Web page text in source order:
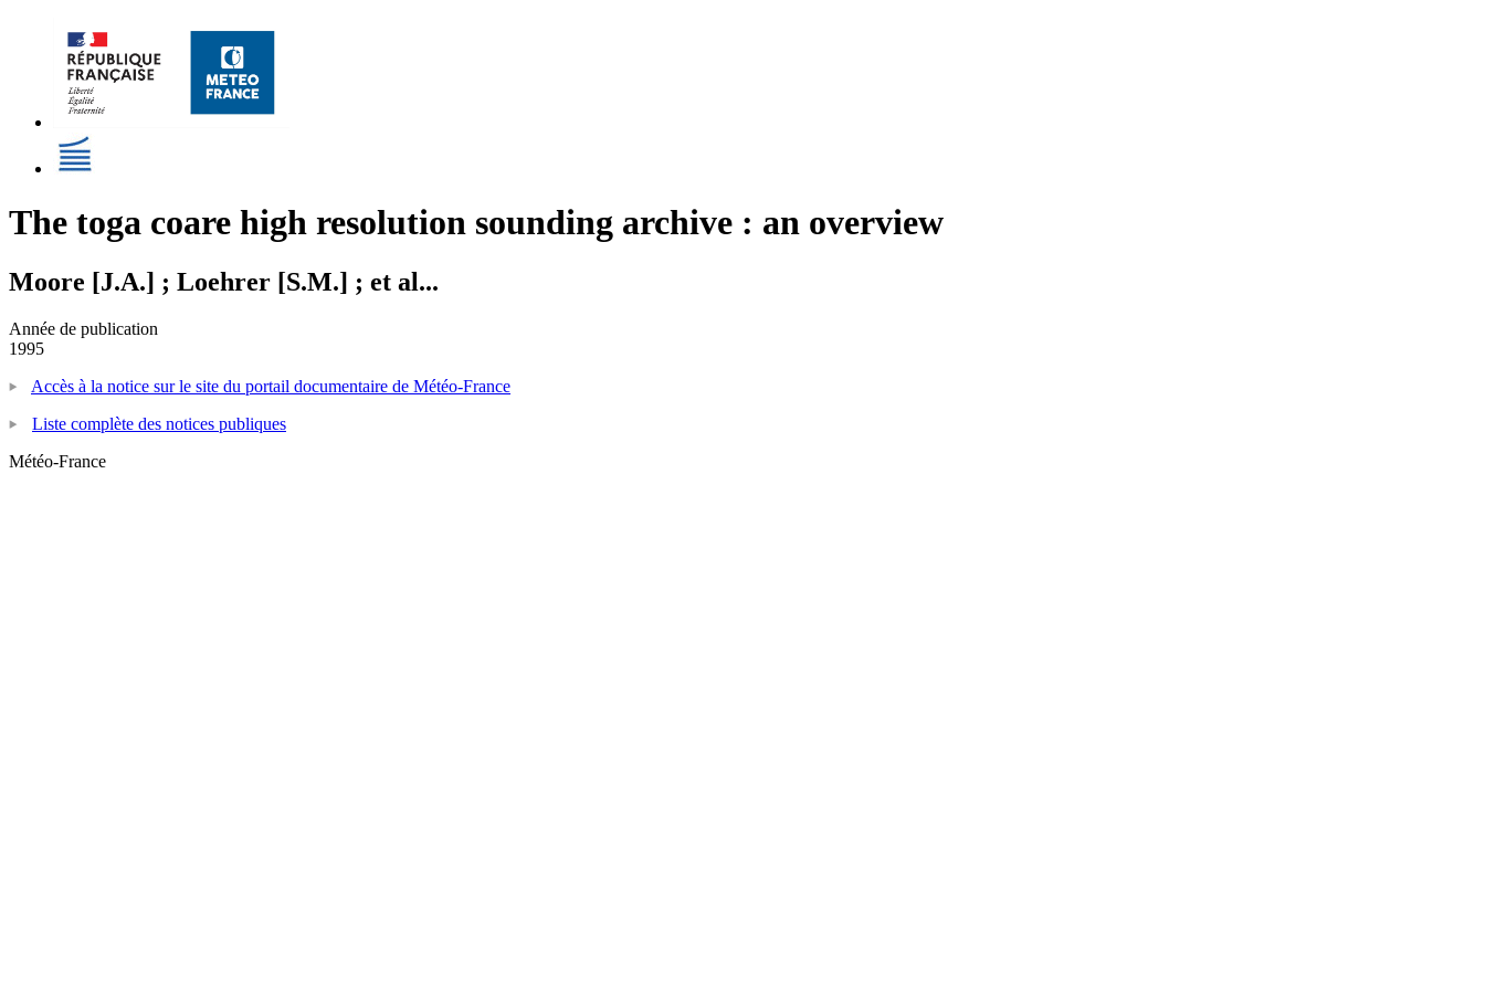
The toga coare high resolution sounding archive : an overview
Moore [J.A.] ; Loehrer [S.M.] ; et al...
Année de publication
1995
Accès à la notice sur le site du portail documentaire de Météo-France
Liste complète des notices publiques
Météo-France